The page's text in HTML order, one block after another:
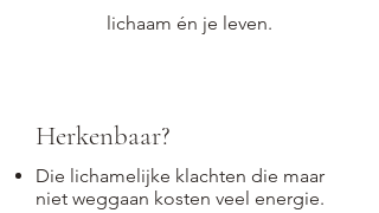
lichaam én je leven.​​​
Herkenbaar?
Die lichamelijke klachten die maar
niet weggaan kosten veel energie.